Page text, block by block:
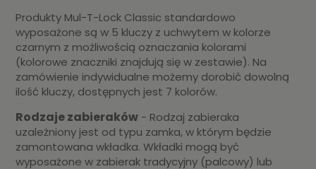
Produkty Mul-T-Lock Classic standardowo
wyposażone są w 5 kluczy z uchwytem w kolorze
czarnym z możliwością oznaczania kolorami
(kolorowe znaczniki znajdują się w zestawie). Na
zamówienie indywidualne możemy dorobić dowolną
ilość kluczy, dostępnych jest 7 kolorów.
Rodzaje zabieraków - Rodzaj zabieraka
uzależniony jest od typu zamka, w którym będzie
zamontowana wkładka. Wkładki mogą być
wyposażone w zabierak tradycyjny (palcowy) lub